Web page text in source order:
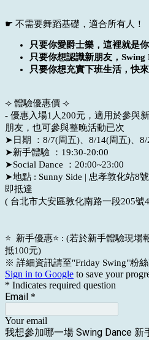
☛ 不需要舞蹈基礎，適合所有人！
只要你愛爵士樂，這裡就是你
只要你想認識新朋友，Swing
只要你想充實下班生活，快
⟢ 體驗優惠價 ⟢
- 優惠入場1人200元，適用於參與
朋友，也可參與整晚活動已次
➤日期 ：8/7(周五) 、8/14(周五) 、
➤新手體驗 ：19:30-20:00
➤Social Dance ：20:00~23:00
➤地點 : Sunny Side | 忠孝敦化站8
即抵達
( 台北市大安區敦化南路一段205號
⭐️ 新手優惠⭐️ : (若於新手體驗現場
抵100元)
※ 詳細資訊請至"Friday Swing"粉
Sign in to Google to save your
* Indicates required question
Email *
Your email
我想參加哪一場 Swing Dance 新